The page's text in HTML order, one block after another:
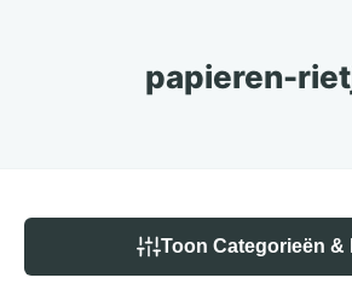
papieren-
Toon Categorieën &